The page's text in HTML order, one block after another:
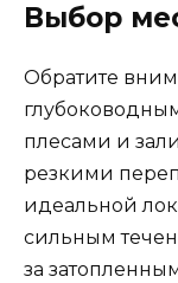
Выбор
Обратите
плесами и
резкими
идеальной
сильным
за